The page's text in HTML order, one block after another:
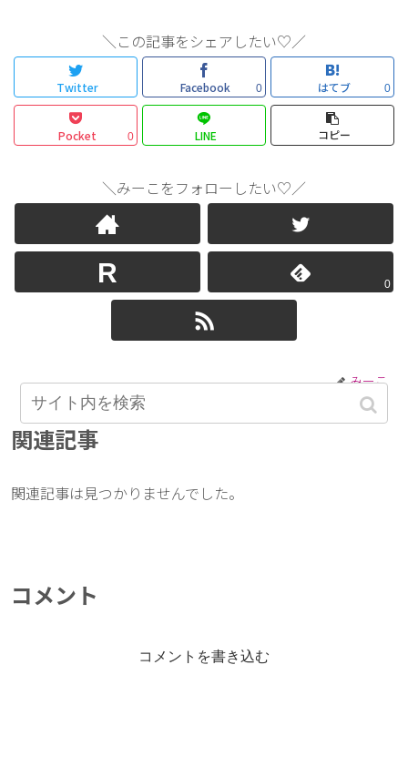
＼この記事をシェアしたい♡／
Twitter Facebook 0 はてブ 0
Pocket 0 LINE コピー
＼みーこをフォローしたい♡／
0
みーこ
関連記事
関連記事は見つかりませんでした。
コメント
コメントを書き込む